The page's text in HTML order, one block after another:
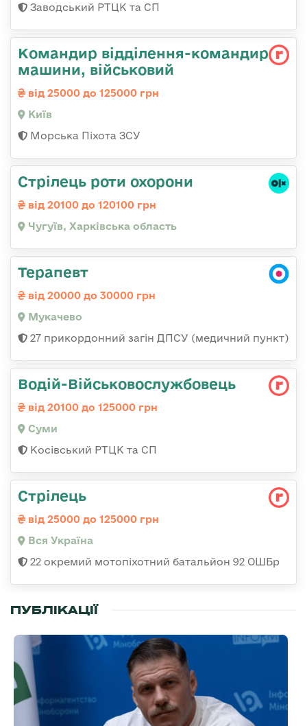
Заводський РТЦК та СП
Командир відділення-командир
машини, військовий
від 25000 до 125000 грн
Київ
Морська Піхота ЗСУ
Стрілець роти охорони
від 20100 до 120100 грн
Чугуїв, Харківська область
Терапевт
від 20000 до 30000 грн
Мукачево
27 прикордонний загін ДПСУ (медичний пункт)
Водій-Військовослужбовець
від 20100 до 125000 грн
Суми
Косівський РТЦК та СП
Стрілець
від 25000 до 125000 грн
Вся Україна
22 окремий мотопіхотний батальйон 92 ОШБр
ПУБЛІКАЦІЇ